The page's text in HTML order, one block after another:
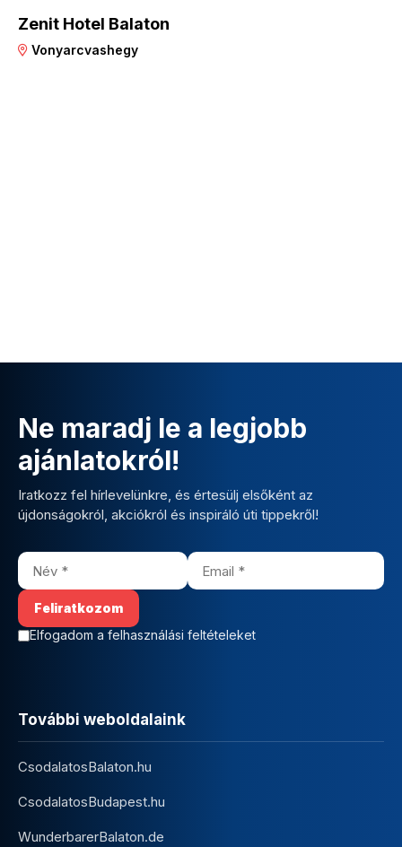
Zenit Hotel Balaton
Vonyarcvashegy
Ne maradj le a legjobb
ajánlatokról!
Iratkozz fel hírlevelünkre, és értesülj elsőként az
újdonságokról, akciókról és inspiráló úti tippekről!
Elfogadom a felhasználási feltételeket
További weboldalaink
CsodalatosBalaton.hu
CsodalatosBudapest.hu
WunderbarerBalaton.de